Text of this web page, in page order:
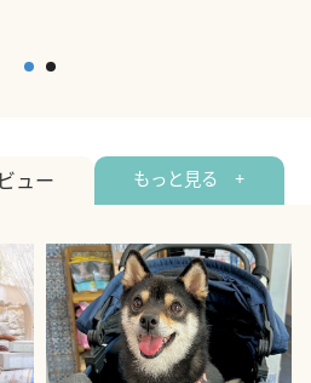
ュー もっと見る +